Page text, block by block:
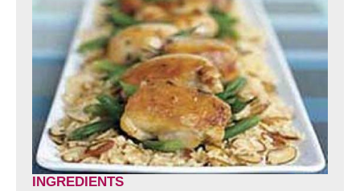
INGREDIENTS